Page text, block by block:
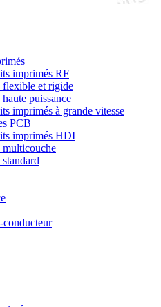
imprimés RF
et rigide
puissance
imprimés à grande vitesse
PCB
imprimés HDI
conducteur